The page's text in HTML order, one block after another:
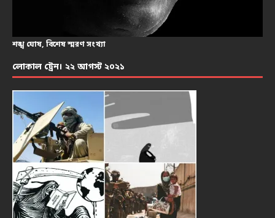
শঙ্খ ঘোষ, বিশেষ স্মরণ সংখ্যা
লোকাল ট্রেন। ২২ আগস্ট ২০২১